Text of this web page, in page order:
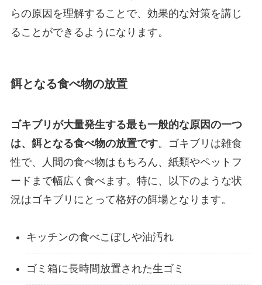
らの原因を理解することで、効果的な対策を講じ
ることができるようになります。
餌となる食べ物の放置
ゴキブリが大量発生する最も一般的な原因の一つ
は、餌となる食べ物の放置です。ゴキブリは雑食
性で、人間の食べ物はもちろん、紙類やペットフ
ードまで幅広く食べます。特に、以下のような状
況はゴキブリにとって格好の餌場となります。
キッチンの食べこぼしや油汚れ
ゴミ箱に長時間放置された生ゴミ